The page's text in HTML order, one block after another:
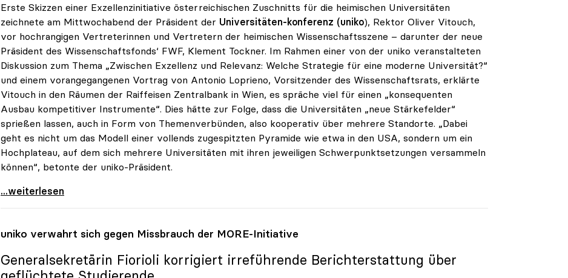
Erste Skizzen einer Exzellenzinitiative österreichischen Zuschnitts für die heimischen Universitäten
zeichnete am Mittwochabend der Präsident der Universitäten-konferenz (uniko), Rektor Oliver Vitouch,
vor hochrangigen Vertreterinnen und Vertretern der heimischen Wissenschaftsszene – darunter der neue
Präsident des Wissenschaftsfonds‘ FWF, Klement Tockner. Im Rahmen einer von der uniko veranstalteten
Diskussion zum Thema „Zwischen Exzellenz und Relevanz: Welche Strategie für eine moderne Universität?“
und einem vorangegangenen Vortrag von Antonio Loprieno, Vorsitzender des Wissenschaftsrats, erklärte
Vitouch in den Räumen der Raiffeisen Zentralbank in Wien, es spräche viel für einen „konsequenten
Ausbau kompetitiver Instrumente“. Dies hätte zur Folge, dass die Universitäten „neue Stärkefelder“
sprießen lassen, auch in Form von Themenverbünden, also kooperativ über mehrere Standorte. „Dabei
geht es nicht um das Modell einer vollends zugespitzten Pyramide wie etwa in den USA, sondern um ein
Hochplateau, auf dem sich mehrere Universitäten mit ihren jeweiligen Schwerpunktsetzungen versammeln
können“, betonte der uniko-Präsident.
Vitouch zu Exzellenz an Unis: „Hochplateau statt
...weiterlesen
uniko verwahrt sich gegen Missbrauch der MORE-Initiative
Generalsekretärin Fiorioli korrigiert irreführende Berichterstattung über